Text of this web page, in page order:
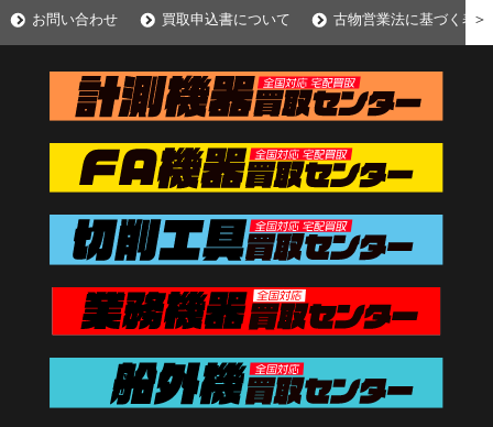
お問い合わせ 買取申込書について 古物営業法に基づく表示
＞